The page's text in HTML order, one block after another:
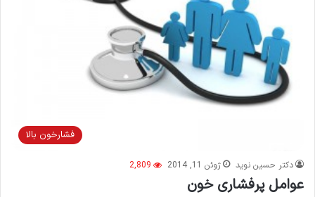
فشارخون بالا
دکتر حسین نوید ژوئن 11, 2014 2,809
عوامل پرفشاری خون